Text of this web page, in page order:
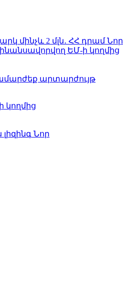
մինչև 2 մլն․ ՀՀ դրամՆոր
ԵՄ-ի կողմից
արտարժույթ
կողմից
Նոր